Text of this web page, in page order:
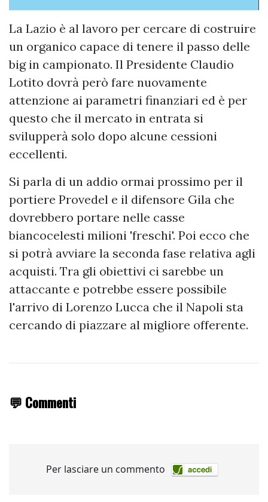
La Lazio è al lavoro per cercare di costruire
un organico capace di tenere il passo delle
big in campionato. Il Presidente Claudio
Lotito dovrà però fare nuovamente
attenzione ai parametri finanziari ed è per
questo che il mercato in entrata si
svilupperà solo dopo alcune cessioni
eccellenti.
Si parla di un addio ormai prossimo per il
portiere Provedel e il difensore Gila che
dovrebbero portare nelle casse
biancocelesti milioni 'freschi'. Poi ecco che
si potrà avviare la seconda fase relativa agli
acquisti. Tra gli obiettivi ci sarebbe un
attaccante e potrebbe essere possibile
l'arrivo di Lorenzo Lucca che il Napoli sta
cercando di piazzare al migliore offerente.
💬 Commenti